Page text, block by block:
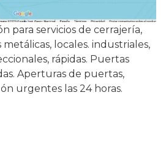
para servicios de cerrajería,
locales. industriales,
rápidas. Puertas
Aperturas de puertas,
urgentes las 24 horas.